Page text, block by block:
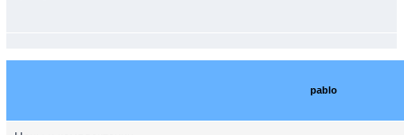
pablo